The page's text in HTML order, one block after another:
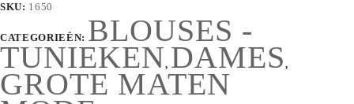
SKU: 1650
CATEGORIEËN: BLOUSES -
TUNIEKEN, DAMES,
GROTE MATEN